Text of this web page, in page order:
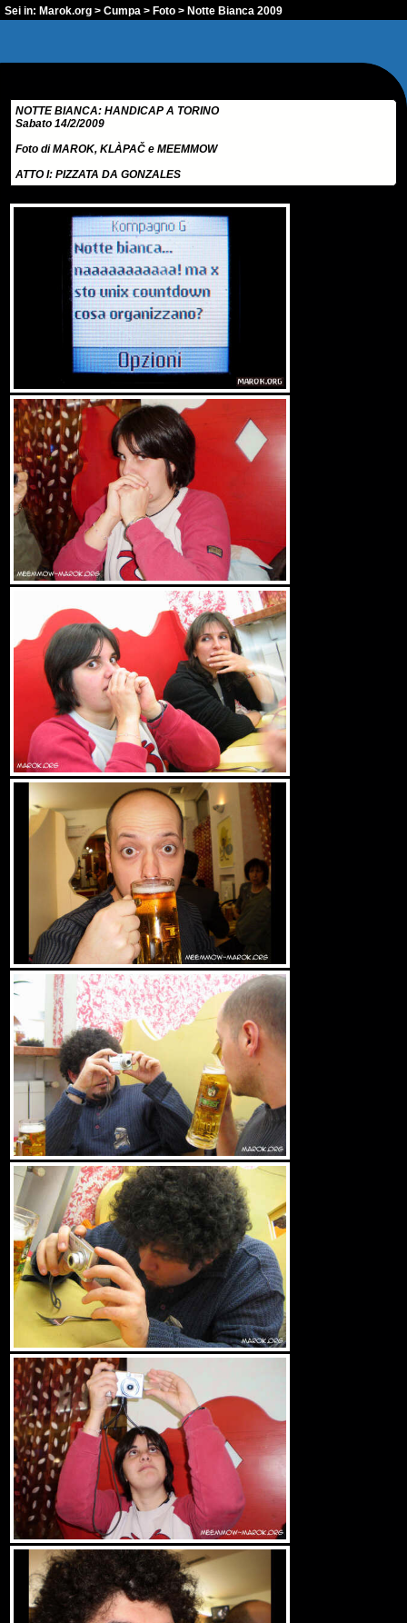
Sei in: Marok.org > Cumpa > Foto > Notte Bianca 2009
NOTTE BIANCA: HANDICAP A TORINO
Sabato 14/2/2009
Foto di MAROK, KLÀPAČ e MEEMMOW
ATTO I: PIZZATA DA GONZALES